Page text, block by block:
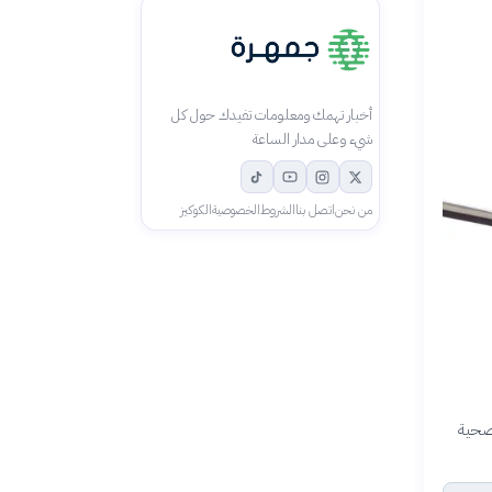
أخبار تهمك ومعلومات تفيدك حول كل
شيء وعلى مدار الساعة
من نحناتصل بناالشروطالخصوصيةالكوكيز